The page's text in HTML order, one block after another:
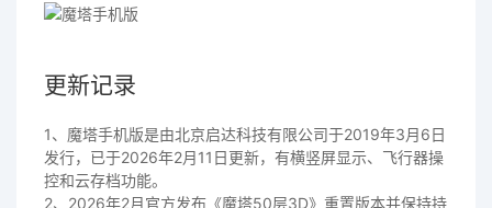
更新记录
1、魔塔手机版是由北京启达科技有限公司于2019年3月6日
发行，已于2026年2月11日更新，有横竖屏显示、飞行器操
控和云存档功能。
2、2026年2月官方发布《魔塔50层3D》重置版本并保持持